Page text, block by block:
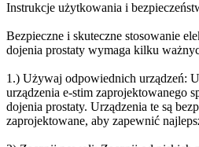
Instrukcje użytkowania i
Bezpieczne i skuteczne stosowanie
dojenia prostaty wymaga kilku
1.) Używaj odpowiednich urządzeń:
urządzenia e-stim zaprojektowanego
dojenia prostaty. Urządzenia te są
zaprojektowane, aby zapewnić